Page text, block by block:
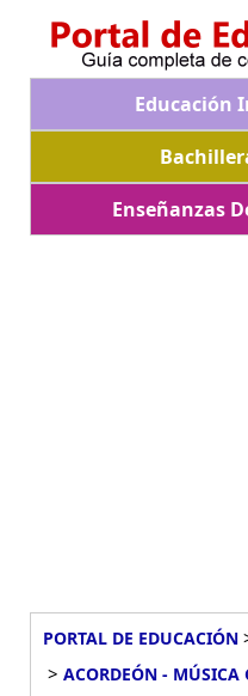
Educación
Enseñanzas
PORTAL DE EDUCACIÓN
> ACORDEÓN - MÚSICA